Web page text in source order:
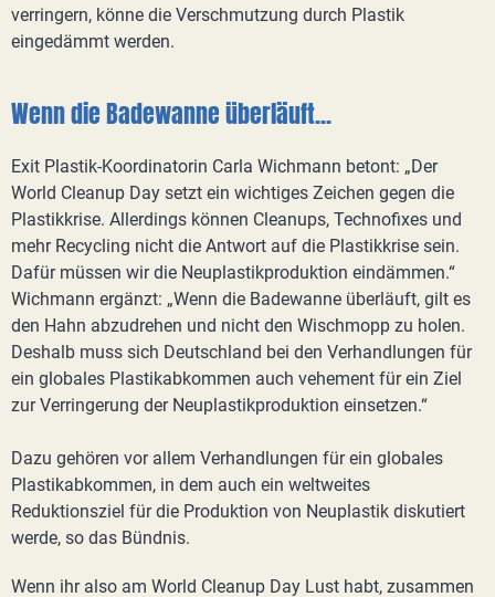
verringern, könne die Verschmutzung durch Plastik
eingedämmt werden.
Wenn die Badewanne überläuft...
Exit Plastik-Koordinatorin Carla Wichmann betont: „Der
World Cleanup Day setzt ein wichtiges Zeichen gegen die
Plastikkrise. Allerdings können Cleanups, Technofixes und
mehr Recycling nicht die Antwort auf die Plastikkrise sein.
Dafür müssen wir die Neuplastikproduktion eindämmen.“
Wichmann ergänzt: „Wenn die Badewanne überläuft, gilt es
den Hahn abzudrehen und nicht den Wischmopp zu holen.
Deshalb muss sich Deutschland bei den Verhandlungen für
ein globales Plastikabkommen auch vehement für ein Ziel
zur Verringerung der Neuplastikproduktion einsetzen.“
Dazu gehören vor allem Verhandlungen für ein globales
Plastikabkommen, in dem auch ein weltweites
Reduktionsziel für die Produktion von Neuplastik diskutiert
werde, so das Bündnis.
Wenn ihr also am World Cleanup Day Lust habt, zusammen